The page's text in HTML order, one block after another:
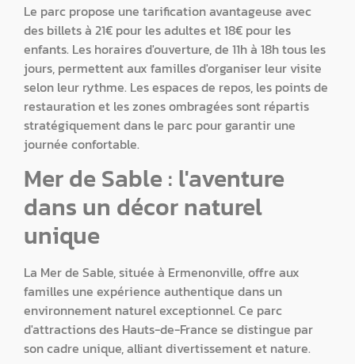
Le parc propose une tarification avantageuse avec
des billets à 21€ pour les adultes et 18€ pour les
enfants. Les horaires d'ouverture, de 11h à 18h tous les
jours, permettent aux familles d'organiser leur visite
selon leur rythme. Les espaces de repos, les points de
restauration et les zones ombragées sont répartis
stratégiquement dans le parc pour garantir une
journée confortable.
Mer de Sable : l'aventure
dans un décor naturel
unique
La Mer de Sable, située à Ermenonville, offre aux
familles une expérience authentique dans un
environnement naturel exceptionnel. Ce parc
d'attractions des Hauts-de-France se distingue par
son cadre unique, alliant divertissement et nature.